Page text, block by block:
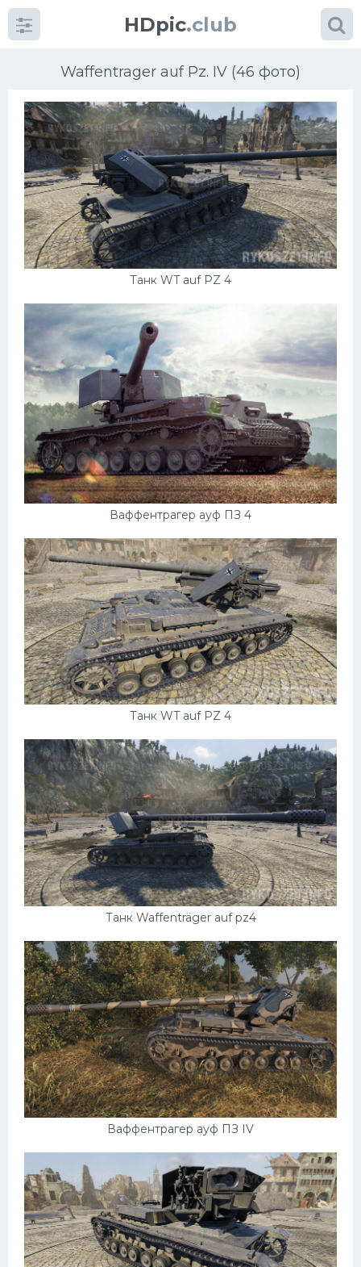
HDpic.club
Waffentrager auf Pz. IV (46 фото)
Танк WT auf PZ 4
Ваффентрагер ауф ПЗ 4
Танк WT auf PZ 4
Танк Waffenträger auf pz4
Ваффентрагер ауф ПЗ IV
Категории
Разное
Красивые фото машин
УРАЛ
Ниссан
Пежо
Ауди
Гараж
Русские авто
Вольво
МАЗ
Сузуки
Мерседес
Фольксваген
Лексус
Дэу
Скания
Форд
Черри
Джили
Хавал
Кавасаки
Инфинити
ЛУАЗ
Фиат
Ситроен
Субару
Опель
Подводные лодки
Митсубиси
Танки
Крайслер
Порше
Самолеты